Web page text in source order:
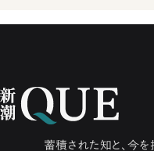
蓄積された知と、今